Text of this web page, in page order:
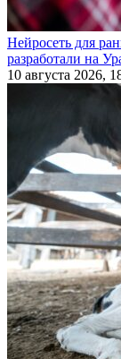
Нейросеть для
разработали на
10 августа 2026,